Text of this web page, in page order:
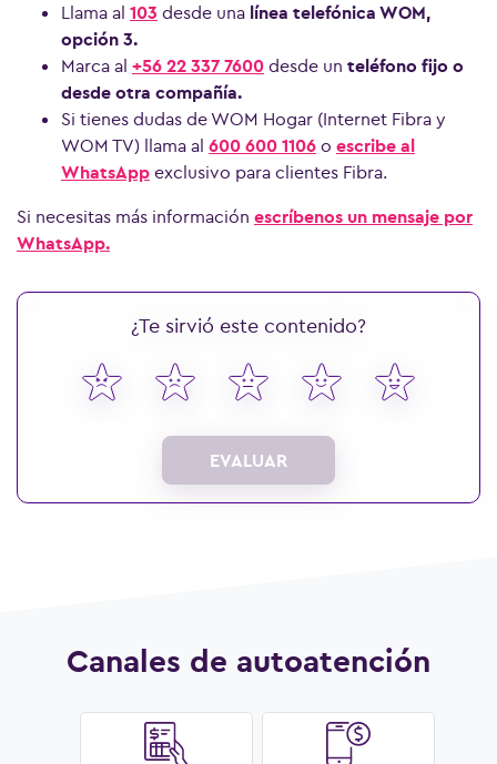
Llama al 103 desde una línea telefónica WOM,
opción 3.
Marca al +56 22 337 7600 desde un teléfono fijo o
desde otra compañía.
Si tienes dudas de WOM Hogar (Internet Fibra y
WOM TV) llama al 600 600 1106 o escribe al
WhatsApp exclusivo para clientes Fibra.
Si necesitas más información escríbenos un mensaje por
WhatsApp.
¿Te sirvió este contenido?
EVALUAR
Canales de autoatención